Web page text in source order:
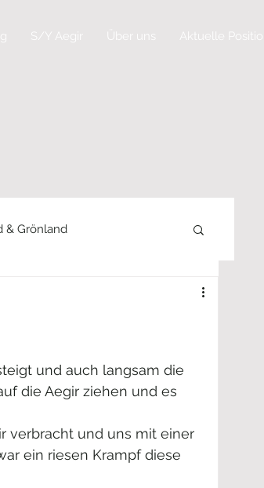
S/Y Aegir Über uns Aktuelle Position
& Grönland
und auch langsam die
die Aegir ziehen und es
verbracht und uns mit einer
ein riesen Krampf diese